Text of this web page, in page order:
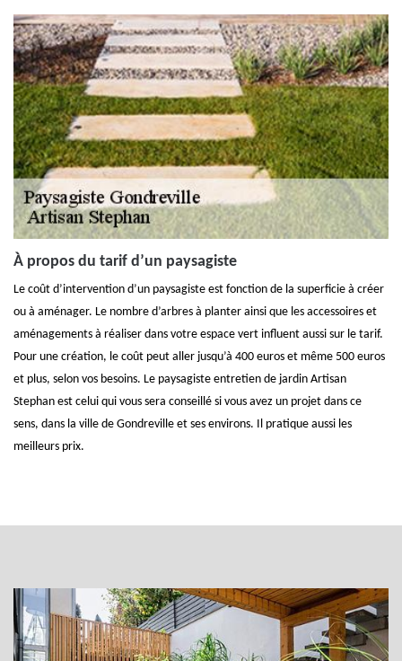
À propos du tarif d’un paysagiste
Le coût d’intervention d’un paysagiste est fonction de la superficie à créer
ou à aménager. Le nombre d’arbres à planter ainsi que les accessoires et
aménagements à réaliser dans votre espace vert influent aussi sur le tarif.
Pour une création, le coût peut aller jusqu’à 400 euros et même 500 euros
et plus, selon vos besoins. Le paysagiste entretien de jardin Artisan
Stephan est celui qui vous sera conseillé si vous avez un projet dans ce
sens, dans la ville de Gondreville et ses environs. Il pratique aussi les
meilleurs prix.